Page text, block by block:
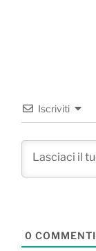
Iscriviti
0 COMMENTI